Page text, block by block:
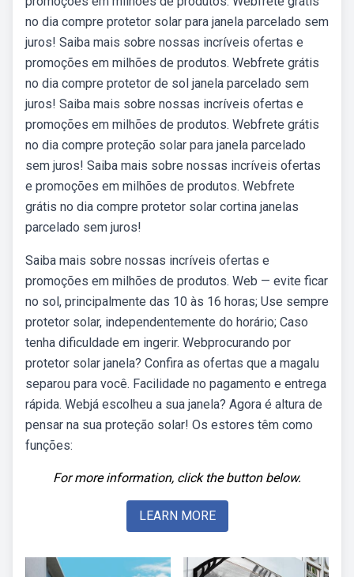
no dia compre protetor solar para janela parcelado sem
juros! Saiba mais sobre nossas incríveis ofertas e
promoções em milhões de produtos. Webfrete grátis
no dia compre protetor de sol janela parcelado sem
juros! Saiba mais sobre nossas incríveis ofertas e
promoções em milhões de produtos. Webfrete grátis
no dia compre proteção solar para janela parcelado
sem juros! Saiba mais sobre nossas incríveis ofertas
e promoções em milhões de produtos. Webfrete
grátis no dia compre protetor solar cortina janelas
parcelado sem juros!
Saiba mais sobre nossas incríveis ofertas e
promoções em milhões de produtos. Web — evite ficar
no sol, principalmente das 10 às 16 horas; Use sempre
protetor solar, independentemente do horário; Caso
tenha dificuldade em ingerir. Webprocurando por
protetor solar janela? Confira as ofertas que a magalu
separou para você. Facilidade no pagamento e entrega
rápida. Webjá escolheu a sua janela? Agora é altura de
pensar na sua proteção solar! Os estores têm como
funções:
For more information, click the button below.
LEARN MORE